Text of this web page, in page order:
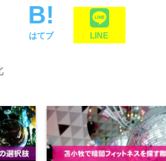
はてブ LINE